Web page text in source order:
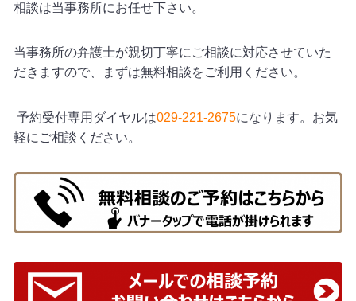
相談は当事務所にお任せ下さい。
当事務所の弁護士が親切丁寧にご相談に対応させていた
だきますので、まずは無料相談をご利用ください。
予約受付専用ダイヤルは029-221-2675になります。お気
軽にご相談ください。